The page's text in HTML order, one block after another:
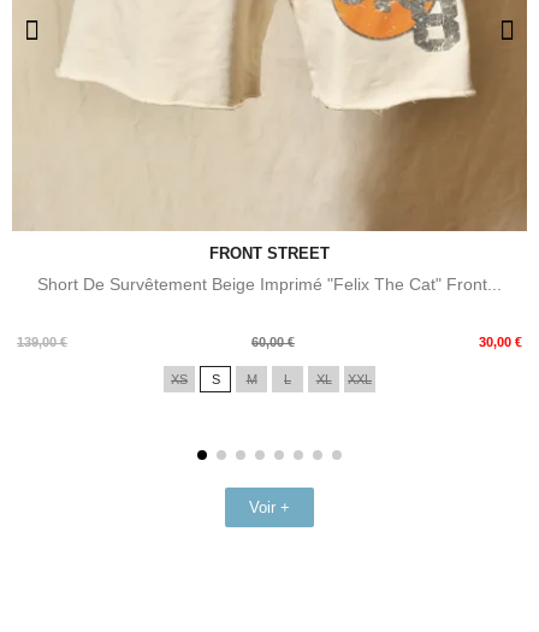
FRONT STREET
Short De Survêtement Beige Imprimé "Felix The Cat" Front...
139,00 €
Prix
60,00 € 30,00 €
Prix
XS S M L XL XXL
Voir +